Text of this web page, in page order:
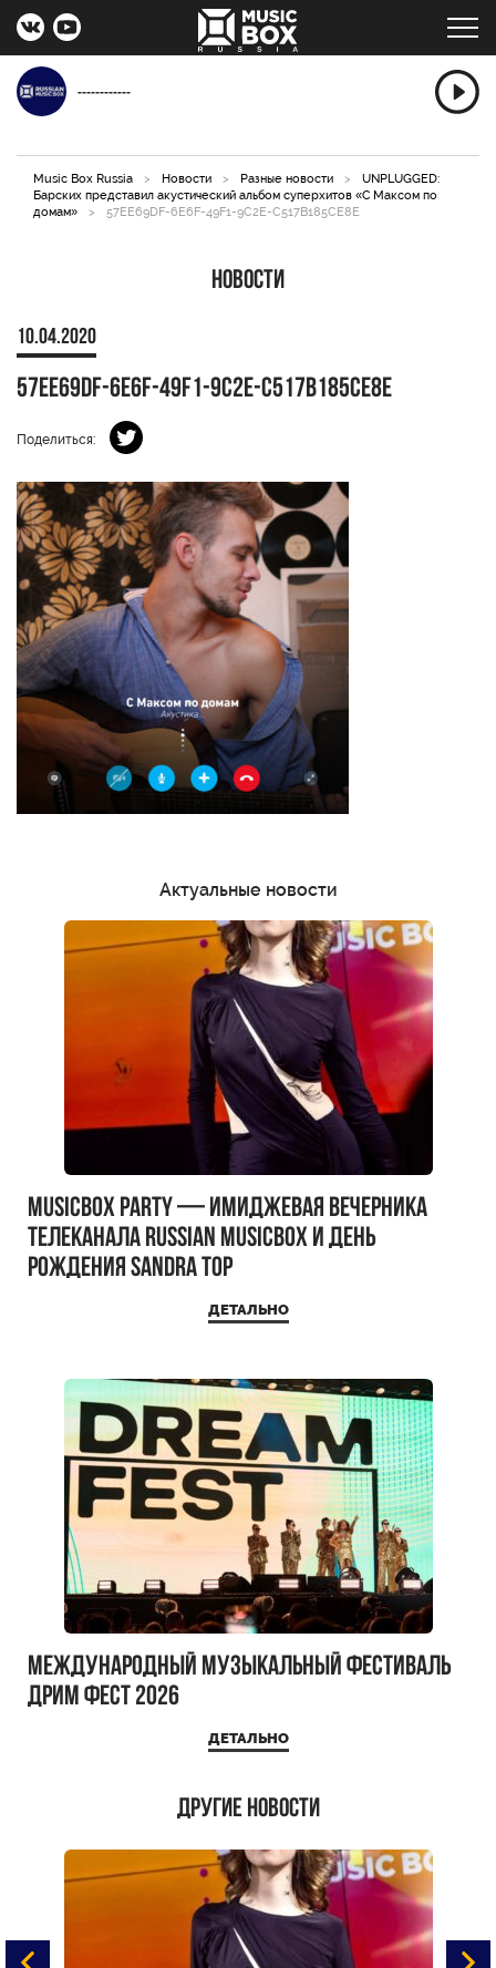
------------
Music Box Russia > Новости > Разные новости >
UNPLUGGED:
Барских представил акустический альбом суперхитов «С Максом по
домам»
> 57EE69DF-6E6F-49F1-9C2E-C517B185CE8E
Новости
10.04.2020
57EE69DF-6E6F-49F1-9C2E-C517B185CE8E
Поделиться:
Актуальные новости
MUSICBOX PARTY — имиджевая вечерника
телеканала RUSSIAN MUSICBOX и день
рождения Sandra Top
ДЕТАЛЬНО
Международный музыкальный фестиваль
ДРИМ ФЕСТ 2026
ДЕТАЛЬНО
Другие новости